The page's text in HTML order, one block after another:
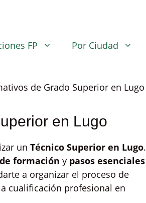
FP Por Ciudad
de Grado Superior en Lugo
en Lugo
un Técnico Superior en Lugo.
formación y pasos esenciales
a organizar el proceso de
cualificación profesional en